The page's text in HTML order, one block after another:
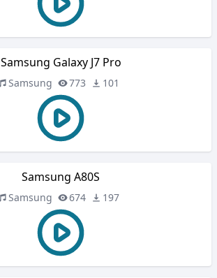
Samsung Galaxy J7 Pro
Samsung 773 101
Samsung A80S
Samsung 674 197